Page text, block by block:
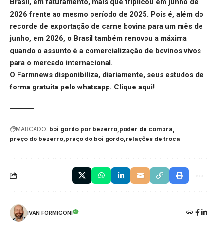
Brasil, em faturamento, mais que triplicou em junho de
2026 frente ao mesmo período de 2025. Pois é, além do
recorde de exportação de carne bovina para um mês de
junho, em 2026, o Brasil também renovou a máxima
quando o assunto é a comercialização de bovinos vivos
para o mercado internacional.
O Farmnews disponibiliza, diariamente, seus estudos de
forma gratuita pelo whatsapp. Clique aqui!
MARCADO: boi gordo por bezerro poder de compra
preço do bezerro preço do boi gordo relações de troca
IVAN FORMIGONI